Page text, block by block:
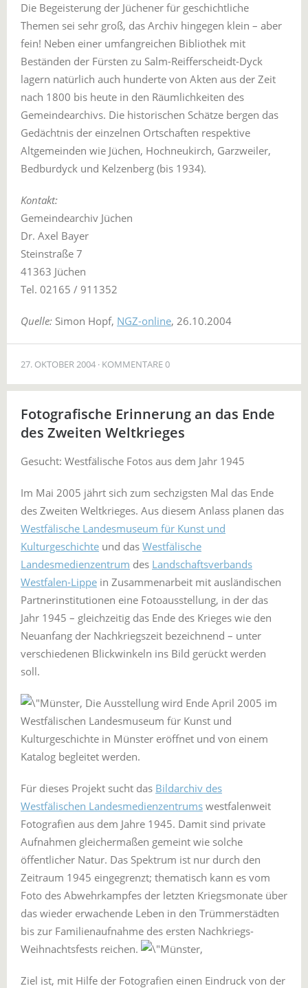
Die Begeisterung der Jüchener für geschichtliche
Themen sei sehr groß, das Archiv hingegen klein – aber
fein! Neben einer umfangreichen Bibliothek mit
Beständen der Fürsten zu Salm-Reifferscheidt-Dyck
lagern natürlich auch hunderte von Akten aus der Zeit
nach 1800 bis heute in den Räumlichkeiten des
Gemeindearchivs. Die historischen Schätze bergen das
Gedächtnis der einzelnen Ortschaften respektive
Altgemeinden wie Jüchen, Hochneukirch, Garzweiler,
Bedburdyck und Kelzenberg (bis 1934).
Kontakt:
Gemeindearchiv Jüchen
Dr. Axel Bayer
Steinstraße 7
41363 Jüchen
Tel. 02165 / 911352
Quelle: Simon Hopf, NGZ-online, 26.10.2004
27. OKTOBER 2004 KOMMENTARE 0
Fotografische Erinnerung an das Ende
des Zweiten Weltkrieges
Gesucht: Westfälische Fotos aus dem Jahr 1945
Im Mai 2005 jährt sich zum sechzigsten Mal das Ende
des Zweiten Weltkrieges. Aus diesem Anlass planen das
Westfälische Landesmuseum für Kunst und
Kulturgeschichte und das Westfälische
Landesmedienzentrum des Landschaftsverbands
Westfalen-Lippe in Zusammenarbeit mit ausländischen
Partnerinstitutionen eine Fotoausstellung, in der das
Jahr 1945 – gleichzeitig das Ende des Krieges wie den
Neuanfang der Nachkriegszeit bezeichnend – unter
verschiedenen Blickwinkeln ins Bild gerückt werden
soll.
Die Ausstellung wird Ende April 2005 im
Westfälischen Landesmuseum für Kunst und
Kulturgeschichte in Münster eröffnet und von einem
Katalog begleitet werden.
Für dieses Projekt sucht das Bildarchiv des
Westfälischen Landesmedienzentrums westfalenweit
Fotografien aus dem Jahre 1945. Damit sind private
Aufnahmen gleichermaßen gemeint wie solche
öffentlicher Natur. Das Spektrum ist nur durch den
Zeitraum 1945 eingegrenzt; thematisch kann es vom
Foto des Abwehrkampfes der letzten Kriegsmonate über
das wieder erwachende Leben in den Trümmerstädten
bis zur Familienaufnahme des ersten Nachkriegs-
Weihnachtsfests reichen.
Ziel ist, mit Hilfe der Fotografien einen Eindruck von der